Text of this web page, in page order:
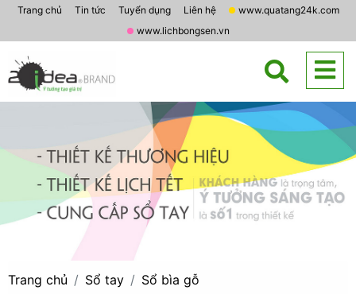
Trang chủ Tin tức Tuyển dụng Liên hệ
www.quatang24k.com
www.lichbongsen.vn
Trang chủ Sổ tay Sổ bìa gỗ